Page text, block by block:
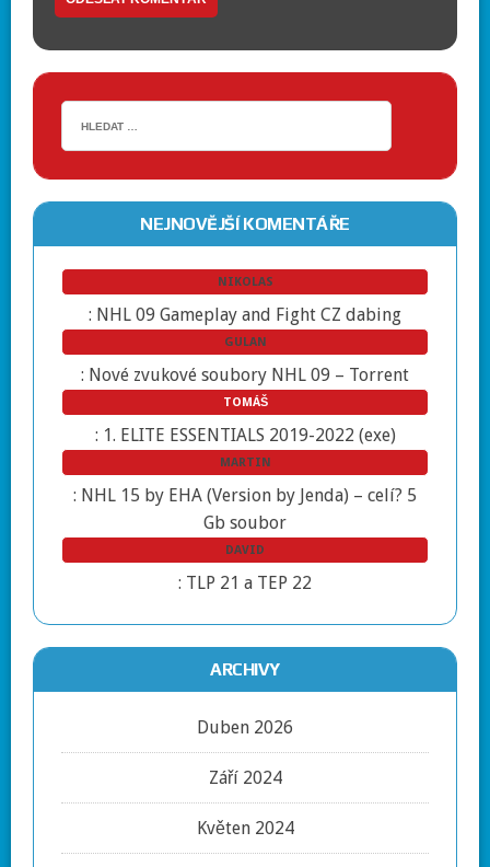
NEJNOVĚJŠÍ KOMENTÁŘE
NIKOLAS
: NHL 09 Gameplay and Fight CZ dabing
GULAN
: Nové zvukové soubory NHL 09 – Torrent
TOMÁŠ
: 1. ELITE ESSENTIALS 2019-2022 (exe)
MARTIN
: NHL 15 by EHA (Version by Jenda) – celí? 5
Gb soubor
DAVID
: TLP 21 a TEP 22
ARCHIVY
Duben 2026
Září 2024
Květen 2024